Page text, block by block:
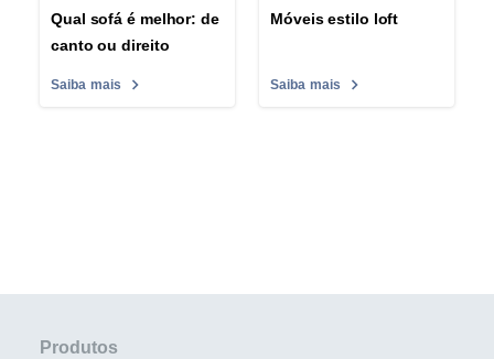
Qual sofá é melhor: de
canto ou direito
Saiba mais
Móveis estilo loft
Saiba mais
Produtos